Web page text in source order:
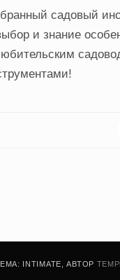
садовый
и знание
INTIMATE, АВТОР